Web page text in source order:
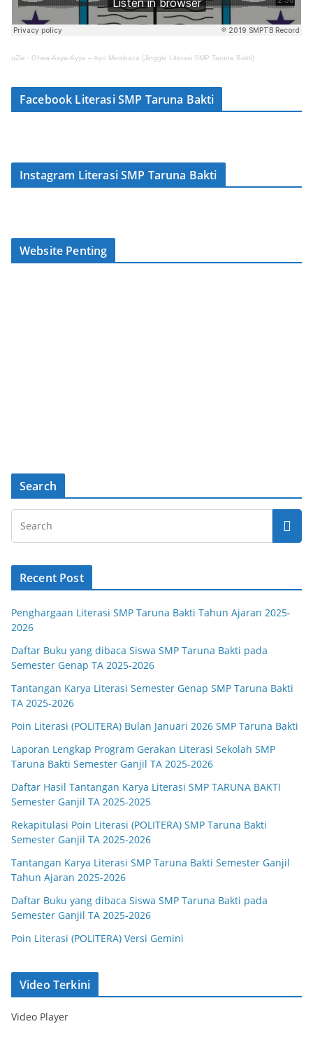
uZie · Ghea-Asya-Ayya – Ayo Membaca (Jinggle Literasi SMP Taruna Bakti)
Facebook Literasi SMP Taruna Bakti
Instagram Literasi SMP Taruna Bakti
Website Penting
Search
Recent Post
Penghargaan Literasi SMP Taruna Bakti Tahun Ajaran 2025-
2026
Daftar Buku yang dibaca Siswa SMP Taruna Bakti pada
Semester Genap TA 2025-2026
Tantangan Karya Literasi Semester Genap SMP Taruna Bakti
TA 2025-2026
Poin Literasi (POLITERA) Bulan Januari 2026 SMP Taruna Bakti
Laporan Lengkap Program Gerakan Literasi Sekolah SMP
Taruna Bakti Semester Ganjil TA 2025-2026
Daftar Hasil Tantangan Karya Literasi SMP TARUNA BAKTI
Semester Ganjil TA 2025-2025
Rekapitulasi Poin Literasi (POLITERA) SMP Taruna Bakti
Semester Ganjil TA 2025-2026
Tantangan Karya Literasi SMP Taruna Bakti Semester Ganjil
Tahun Ajaran 2025-2026
Daftar Buku yang dibaca Siswa SMP Taruna Bakti pada
Semester Ganjil TA 2025-2026
Poin Literasi (POLITERA) Versi Gemini
Video Terkini
Video Player